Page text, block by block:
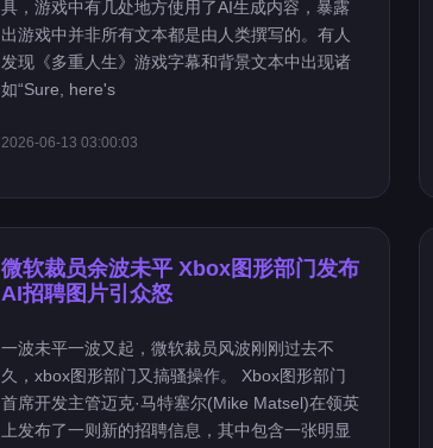
具，游戏中有几处地方使用了AI生成内容，暴露
出游戏中并非所有文本都是由人类撰写的。有人
发现《多重人生》游戏字幕和背景文本中出现诸
如“Sure, here's
2026-06-13 03:00:03
微软裁员余波未平 Xbox图形部门发布
AI招聘图片引众怒
一波未平一波又起，微软裁员风波刚刚过去不
久，xbox图形部门又搞骚操作。 Xbox图形部门
首席开发主管迈克·马特塞尔(Mike Matsel)在领英
上发布了一则新的招聘信息，其中包含一张明显